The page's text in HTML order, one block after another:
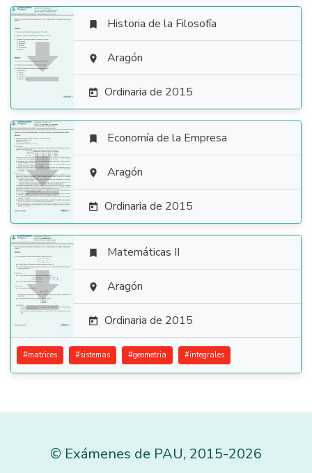

 Historia de la Filosofía
 Aragón
 Ordinaria de 2015

 Economía de la Empresa
 Aragón
 Ordinaria de 2015

 Matemáticas II
 Aragón
 Ordinaria de 2015
#matrices #sistemas #geometria #integrales
© Exámenes de PAU, 2015-2026